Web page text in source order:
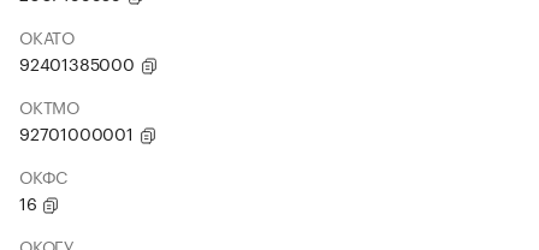
ОКАТО
92401385000
ОКТМО
92701000001
ОКФС
16